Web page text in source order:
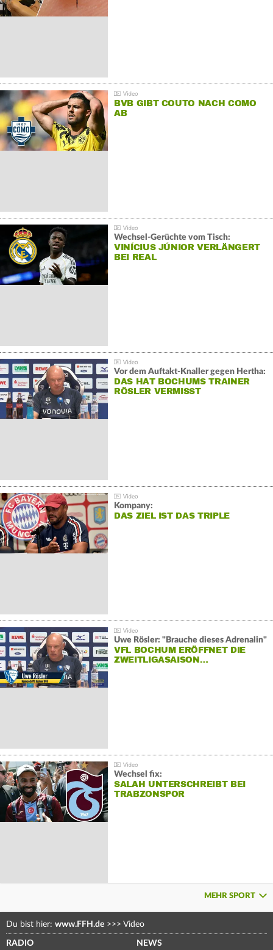
BVB GIBT COUTO NACH COMO
AB
Wechsel-Gerüchte vom Tisch:
VINÍCIUS JÚNIOR VERLÄNGERT
BEI REAL
Vor dem Auftakt-Knaller gegen Hertha:
DAS HAT BOCHUMS TRAINER
RÖSLER VERMISST
Kompany:
DAS ZIEL IST DAS TRIPLE
Uwe Rösler: "Brauche dieses Adrenalin"
VFL BOCHUM ERÖFFNET DIE
ZWEITLIGASAISON…
Wechsel fix:
SALAH UNTERSCHREIBT BEI
TRABZONSPOR
MEHR SPORT
Du bist hier: www.FFH.de >>> Video
RADIO NEWS